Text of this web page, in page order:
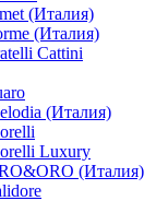
(Италия)
(Италия)
Cattini
(Италия)
Luxury
(Италия)